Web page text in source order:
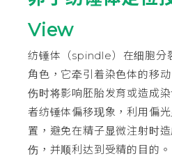
View
纺锤体（spindle）在细胞分
角色，它牵引着染色体的移
伤时将影响胚胎发育或造成
者纺锤体偏移现象，利用偏
置，避免在精子显微注射时
伤，并顺利达到受精的目的。